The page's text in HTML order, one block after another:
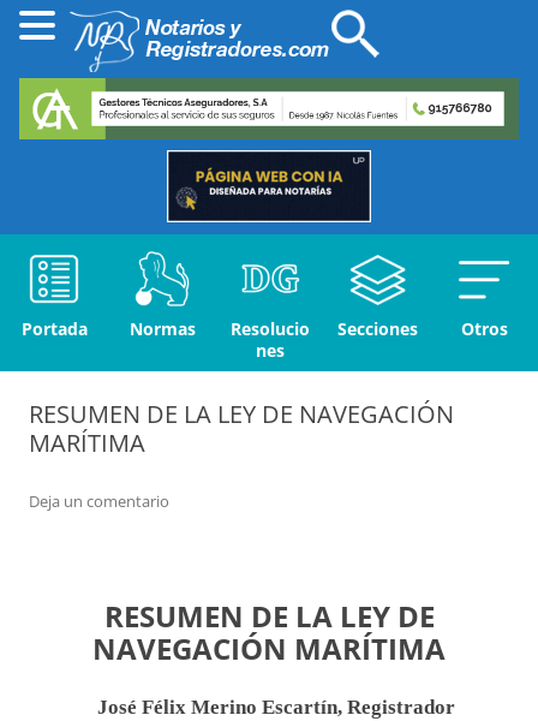
Portada Normas
Resolucio
nes
Secciones Otros
RESUMEN DE LA LEY DE NAVEGACIÓN
MARÍTIMA
Deja un comentario
RESUMEN DE LA LEY DE
NAVEGACIÓN MARÍTIMA
José Félix Merino Escartín, Registrador